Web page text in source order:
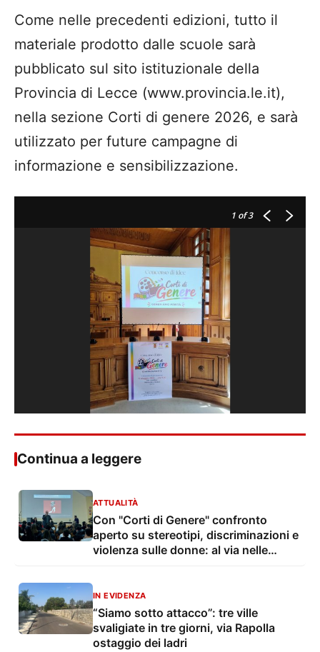
Come nelle precedenti edizioni, tutto il
materiale prodotto dalle scuole sarà
pubblicato sul sito istituzionale della
Provincia di Lecce (www.provincia.le.it),
nella sezione Corti di genere 2026, e sarà
utilizzato per future campagne di
informazione e sensibilizzazione.
1 of 3
Continua a leggere
ATTUALITÀ
Con "Corti di Genere" confronto
aperto su stereotipi, discriminazioni e
violenza sulle donne: al via nelle
IN EVIDENZA
“Siamo sotto attacco”: tre ville
svaligiate in tre giorni, via Rapolla
ostaggio dei ladri